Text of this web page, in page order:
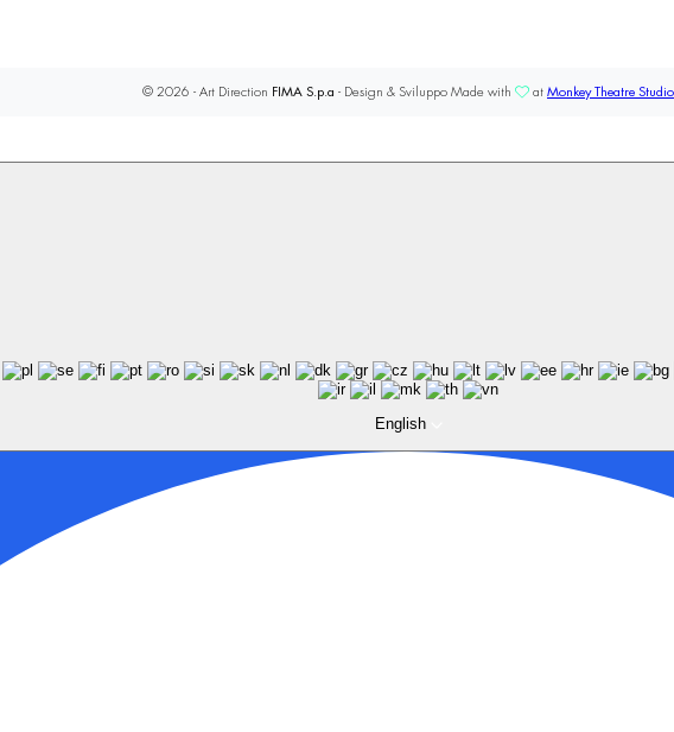
© 2026 - Art Direction FIMA S.p.a - Design & Sviluppo Made with at Monkey Theatre Studio
English